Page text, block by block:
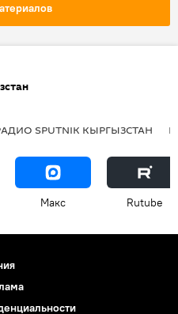
SPUTNIK КЫРГЫЗСТАН
Макс Rutube